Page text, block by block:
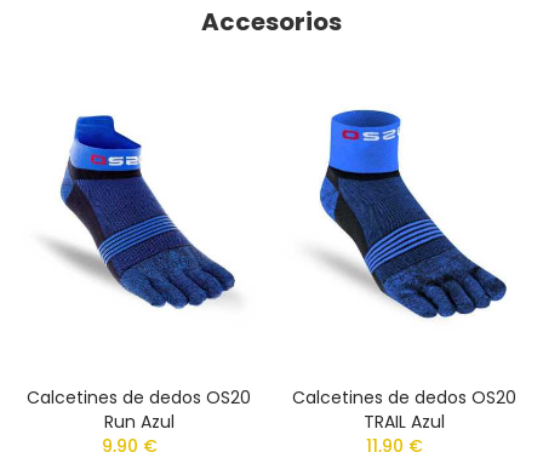
Accesorios
Calcetines de dedos OS20
Run Azul
9,90 €
Calcetines de dedos OS20
TRAIL Azul
11,90 €